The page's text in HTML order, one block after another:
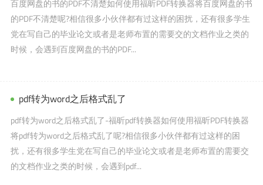
百度网盘的书的PDF不清楚如何使用福昕PDF转换器将百度网盘的书
的PDF不清楚呢?相信很多小伙伴都有过这样的困扰，还有很多学生
党在写自己的毕业论文或者是老师布置的需要交的文档作业之类的
时候，会遇到百度网盘的书的PDF...
pdf转为word之后格式乱了
pdf转为word之后格式乱了-福昕pdf转换器如何使用福昕PDF转换器
将pdf转为word之后格式乱了呢?相信很多小伙伴都有过这样的困
扰，还有很多学生党在写自己的毕业论文或者是老师布置的需要交
的文档作业之类的时候，会遇到pdf...